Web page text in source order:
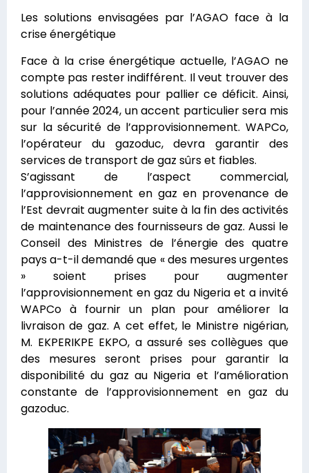
Les solutions envisagées par l’AGAO face à la
crise énergétique
Face à la crise énergétique actuelle, l’AGAO ne
compte pas rester indifférent. Il veut trouver des
solutions adéquates pour pallier ce déficit. Ainsi,
pour l’année 2024, un accent particulier sera mis
sur la sécurité de l’approvisionnement. WAPCo,
l’opérateur du gazoduc, devra garantir des
services de transport de gaz sûrs et fiables.
S’agissant de l’aspect commercial,
l’approvisionnement en gaz en provenance de
l’Est devrait augmenter suite à la fin des activités
de maintenance des fournisseurs de gaz. Aussi le
Conseil des Ministres de l’énergie des quatre
pays a-t-il demandé que « des mesures urgentes
» soient prises pour augmenter
l’approvisionnement en gaz du Nigeria et a invité
WAPCo à fournir un plan pour améliorer la
livraison de gaz. A cet effet, le Ministre nigérian,
M. EKPERIKPE EKPO, a assuré ses collègues que
des mesures seront prises pour garantir la
disponibilité du gaz au Nigeria et l’amélioration
constante de l’approvisionnement en gaz du
gazoduc.